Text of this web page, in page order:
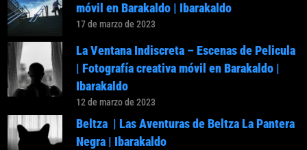
móvil en Barakaldo | Ibarakaldo
17 de marzo de 2023
La Ventana Indiscreta – Escenas de Pelicula
| Fotografía creativa móvil en Barakaldo |
Ibarakaldo
12 de marzo de 2023
Beltza | Las Aventuras de Beltza La Pantera
Negra | Ibarakaldo